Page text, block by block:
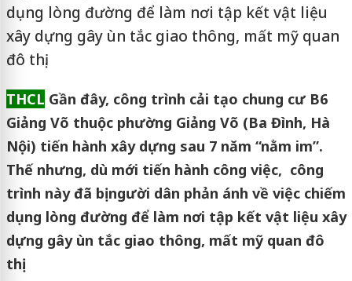
dụng lòng đường để làm nơi tập kết vật liệu
xây dựng gây ùn tắc giao thông, mất mỹ quan
đô thị.
THCL Gần đây, công trình cải tạo chung cư B6
Giảng Võ thuộc phường Giảng Võ (Ba Đình, Hà
Nội) tiến hành xây dựng sau 7 năm “nằm im”.
Thế nhưng, dù mới tiến hành công việc, công
trình này đã bị người dân phản ánh về việc chiếm
dụng lòng đường để làm nơi tập kết vật liệu xây
dựng gây ùn tắc giao thông, mất mỹ quan đô
thị.